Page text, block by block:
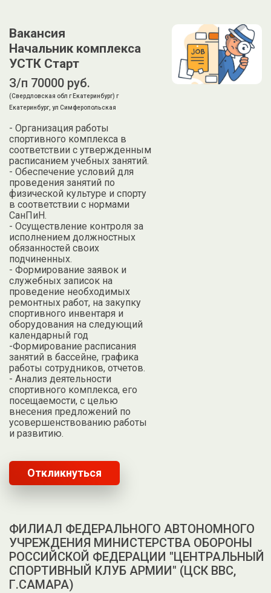
Вакансия
Начальник комплекса
УСТК Старт
З/п 70000 руб.
(Свердловская обл г Екатеринбург) г
Екатеринбург, ул Симферопольская
- Организация работы
спортивного комплекса в
соответствии с утвержденным
расписанием учебных занятий.
- Обеспечение условий для
проведения занятий по
физической культуре и спорту
в соответствии с нормами
СанПиН.
- Осуществление контроля за
исполнением должностных
обязанностей своих
подчиненных.
- Формирование заявок и
служебных записок на
проведение необходимых
ремонтных работ, на закупку
спортивного инвентаря и
оборудования на следующий
календарный год
-Формирование расписания
занятий в бассейне, графика
работы сотрудников, отчетов.
- Анализ деятельности
спортивного комплекса, его
посещаемости, с целью
внесения предложений по
усовершенствованию работы
и развитию.
Откликнуться
ФИЛИАЛ ФЕДЕРАЛЬНОГО АВТОНОМНОГО
УЧРЕЖДЕНИЯ МИНИСТЕРСТВА ОБОРОНЫ
РОССИЙСКОЙ ФЕДЕРАЦИИ "ЦЕНТРАЛЬНЫЙ
СПОРТИВНЫЙ КЛУБ АРМИИ" (ЦСК ВВС,
Г.САМАРА)